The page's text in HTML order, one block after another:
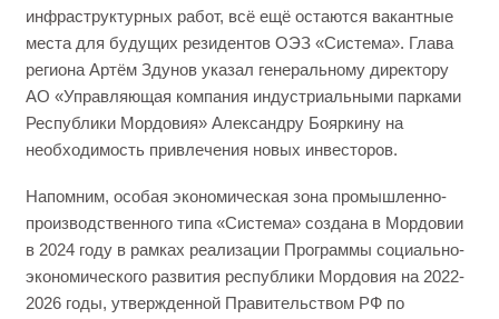
инфраструктурных работ, всё ещё остаются вакантные
места для будущих резидентов ОЭЗ «Система». Глава
региона Артём Здунов указал генеральному директору
АО «Управляющая компания индустриальными парками
Республики Мордовия» Александру Бояркину на
необходимость привлечения новых инвесторов.
Напомним, особая экономическая зона промышленно-
производственного типа «Система» создана в Мордовии
в 2024 году в рамках реализации Программы социально-
экономического развития республики Мордовия на 2022-
2026 годы, утвержденной Правительством РФ по